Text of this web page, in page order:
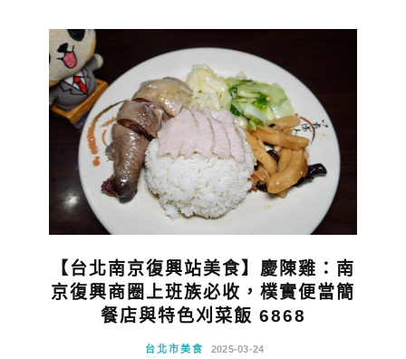
【台北南京復興站美食】慶陳雞：南
京復興商圈上班族必收，樸實便當簡
餐店與特色刈菜飯 6868
台北市美食 2025-03-24